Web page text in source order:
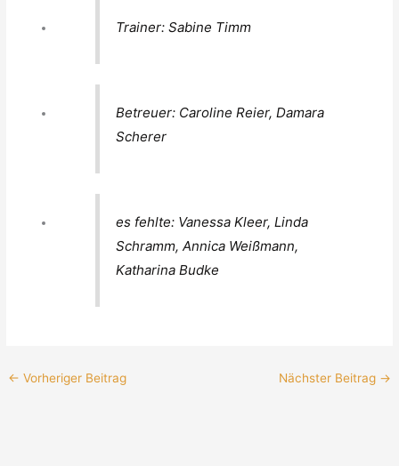
Trainer: Sabine Timm
Betreuer: Caroline Reier, Damara
Scherer
es fehlte: Vanessa Kleer, Linda
Schramm, Annica Weißmann,
Katharina Budke
← Vorheriger Beitrag Nächster Beitrag →